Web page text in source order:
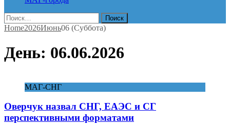
Найти:
Home2026Июнь06 (Суббота)
День: 06.06.2026
МАГ-СНГ
Оверчук назвал СНГ, ЕАЭС и СГ
перспективными форматами